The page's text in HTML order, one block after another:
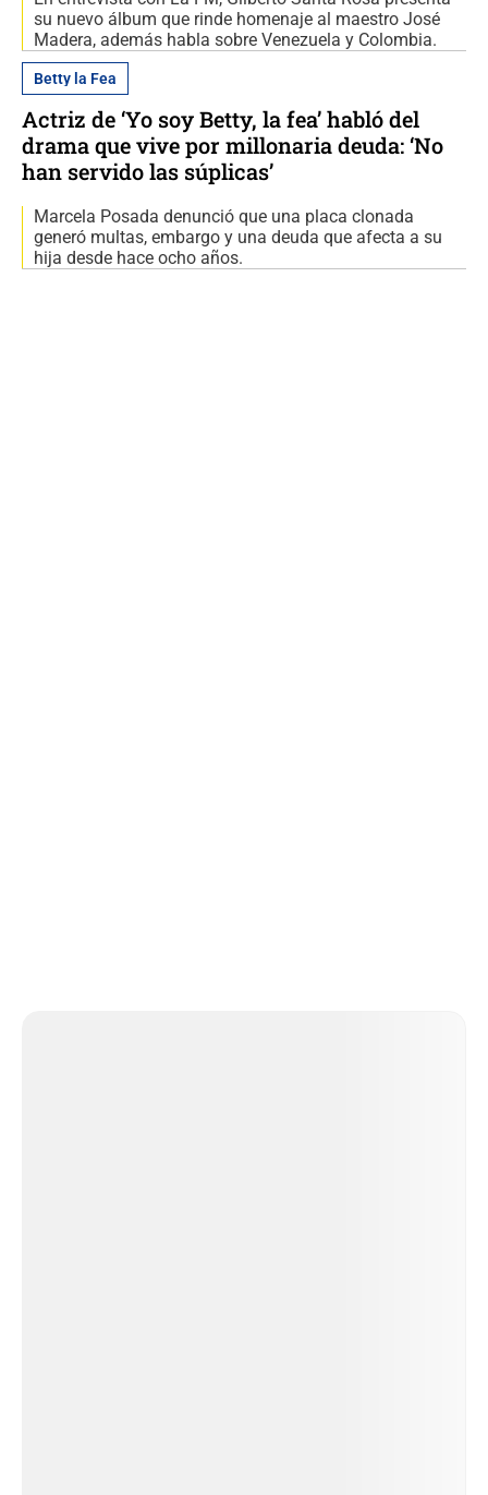
su nuevo álbum que rinde homenaje al maestro José
Madera, además habla sobre Venezuela y Colombia.
Betty la Fea
Actriz de ‘Yo soy Betty, la fea’ habló del
drama que vive por millonaria deuda: ‘No
han servido las súplicas’
Marcela Posada denunció que una placa clonada
generó multas, embargo y una deuda que afecta a su
hija desde hace ocho años.